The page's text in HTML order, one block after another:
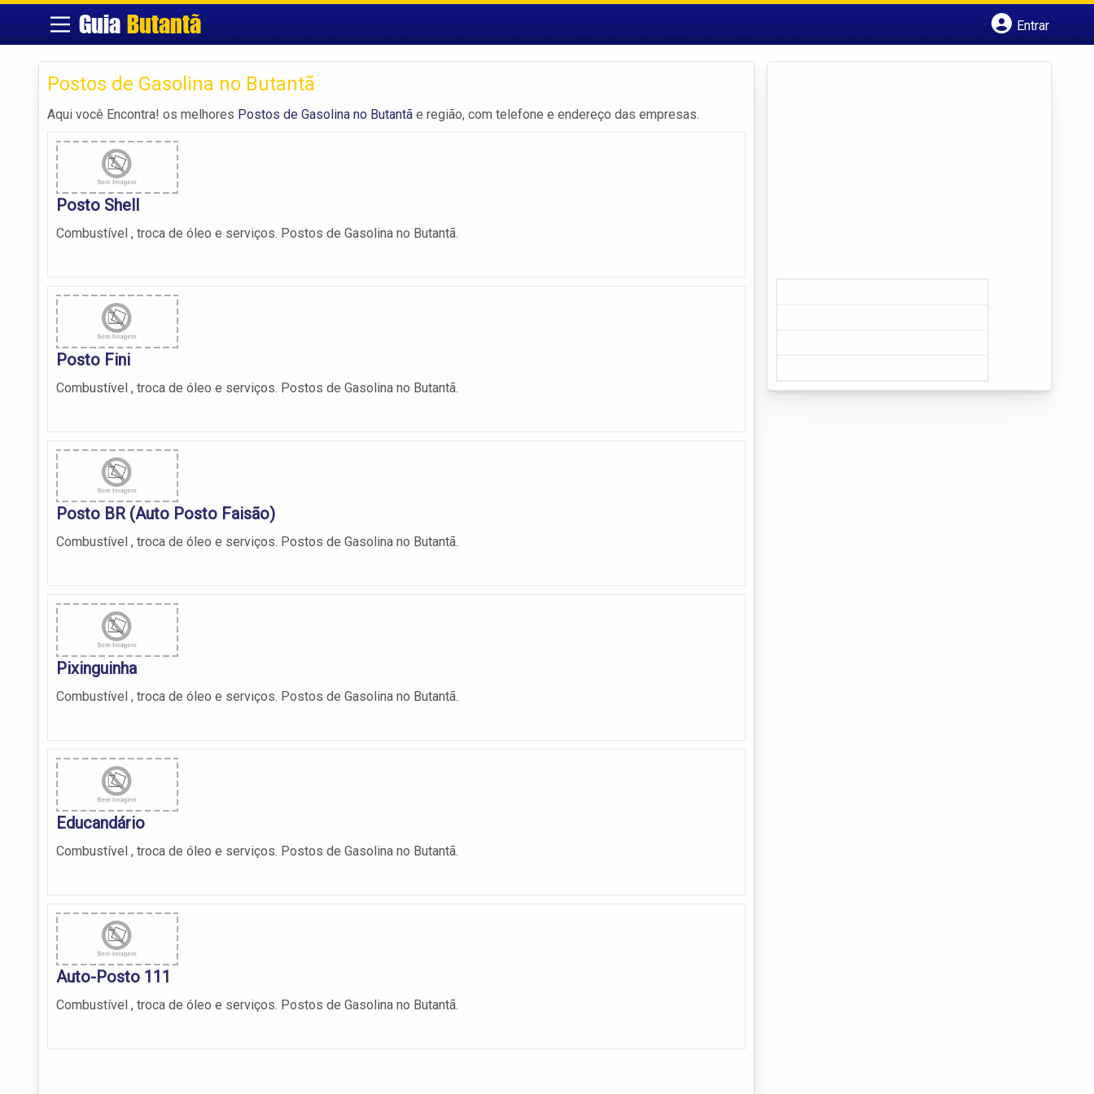
GuiaButantã
Entrar
Postos de Gasolina no Butantã
Aqui você Encontra! os melhores Postos de Gasolina no Butantã e região, com telefone e endereço das empresas.
Posto Shell
Combustível , troca de óleo e serviços. Postos de Gasolina no Butantã.
Posto Fini
Combustível , troca de óleo e serviços. Postos de Gasolina no Butantã.
Posto BR (Auto Posto Faisão)
Combustível , troca de óleo e serviços. Postos de Gasolina no Butantã.
Pixinguinha
Combustível , troca de óleo e serviços. Postos de Gasolina no Butantã.
Educandário
Combustível , troca de óleo e serviços. Postos de Gasolina no Butantã.
Auto-Posto 111
Combustível , troca de óleo e serviços. Postos de Gasolina no Butantã.